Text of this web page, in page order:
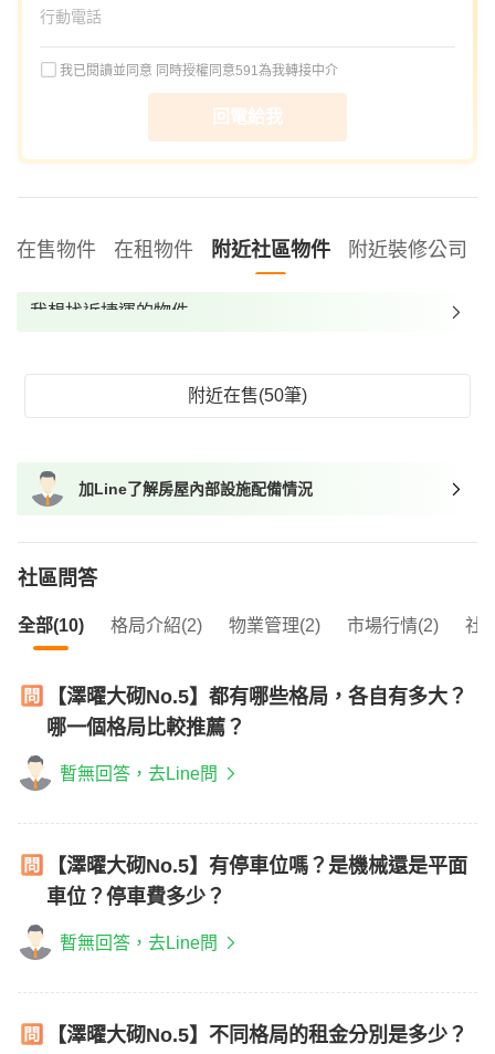
我已閱讀並同意 同時授權同意591為我轉接中介
回電給我
在售物件 在租物件 附近社區物件 附近裝修公司
我想找近捷運的物件
我想找配備瓦斯爐的物件
我想找具垃圾處理的物件
我想找近捷運的物件
附近在售(50筆)
加Line了解房屋內部設施配備情況
社區問答
全部(10) 格局介紹(2) 物業管理(2) 市場行情(2) 社
【澤曜大砌No.5】都有哪些格局，各自有多大？
哪一個格局比較推薦？
暫無回答，去Line問
【澤曜大砌No.5】有停車位嗎？是機械還是平面
車位？停車費多少？
暫無回答，去Line問
【澤曜大砌No.5】不同格局的租金分別是多少？